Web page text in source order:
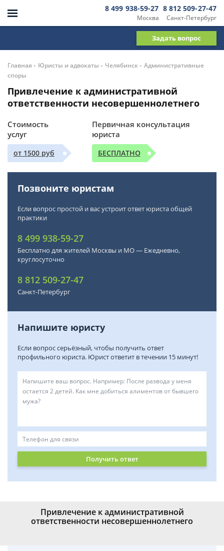
Москва
8 499 938-59-27
Санкт-Петербург
8 812 509-27-47
Задать вопрос
Главная - Юристы и адвокаты - Челябинск- Административные
споры
Привлечение к административной
ответственности несовершеннолетнего
Стоимость
услуг
от 1500 руб
Первичная консультация
юриста
БЕСПЛАТНО
Позвоните юристам
Если вопрос простой и вас устроит ответ юриста общей
практики
8 499 938-59-27
Бесплатно для жителей Москвы и МО — Ежедневно,
круглосуточно
8 812 509-27-47
Санкт-Петербург
Напишите юристу
Если вопрос серьёзный, чтобы получить ответ
профильного юриста. Юрист ответит в течении 15 минут!
Получить ответ
Привлечение к административной
ответственности несовершеннолетнего